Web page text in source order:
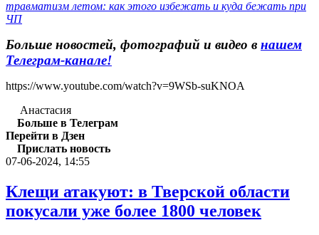
травматизм летом: как этого избежать и куда бежать при
ЧП
Больше новостей, фотографий и видео в нашем
Телеграм-канале!
https://www.youtube.com/watch?v=9WSb-suKNOA
Анастасия
Больше в Телеграм
Перейти в Дзен
Прислать новость
07-06-2024, 14:55
Клещи атакуют: в Тверской области
покусали уже более 1800 человек